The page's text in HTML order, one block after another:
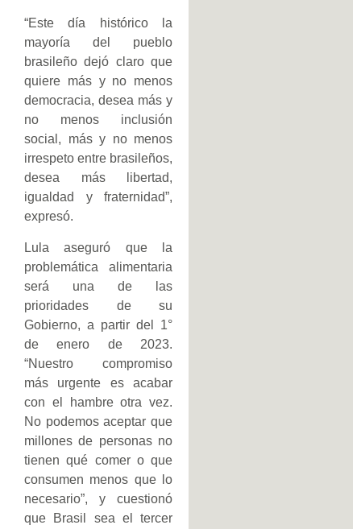
“Este día histórico la
mayoría del pueblo
brasileño dejó claro que
quiere más y no menos
democracia, desea más y
no menos inclusión
social, más y no menos
irrespeto entre brasileños,
desea más libertad,
igualdad y fraternidad”,
expresó.
Lula aseguró que la
problemática alimentaria
será una de las
prioridades de su
Gobierno, a partir del 1°
de enero de 2023.
“Nuestro compromiso
más urgente es acabar
con el hambre otra vez.
No podemos aceptar que
millones de personas no
tienen qué comer o que
consumen menos que lo
necesario”, y cuestionó
que Brasil sea el tercer